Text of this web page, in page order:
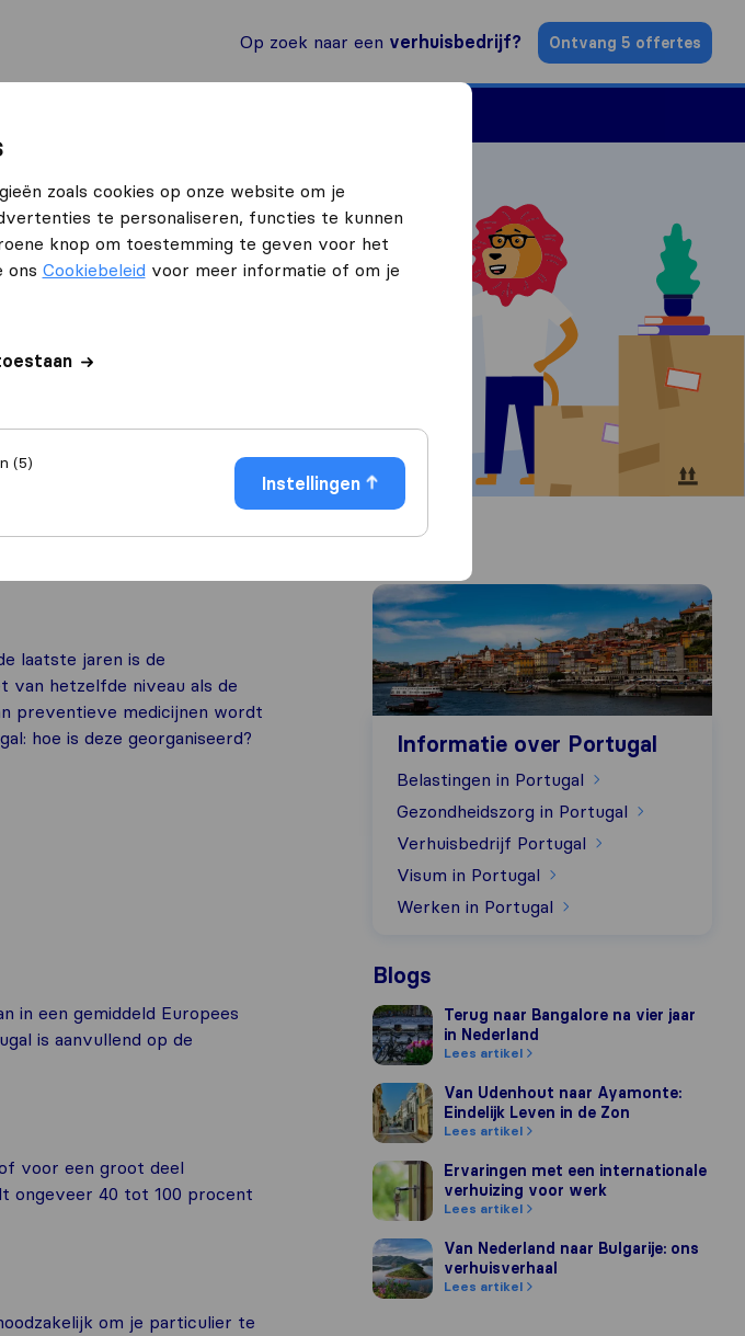
Op zoek naar een verhuisbedrijf? Ontvang 5 offertes
laatste jaren is de
van hetzelfde niveau als de
preventieve medicijnen wordt
hoe is deze georganiseerd?
in een gemiddeld Europees
is aanvullend op de
voor een groot deel
ongeveer 40 tot 100 procent
om je particulier te
Informatie over Portugal
Informatie over Portugal
Belastingen in Portugal
Gezondheidszorg in Portugal
Verhuisbedrijf Portugal
Visum in Portugal
Werken in Portugal
Blogs
Terug naar Bangalore na vier jaar in
Terug naar Bangalore na vier jaar
in Nederland
Lees artikel
Van Udenhout naar Ayamonte: Eindelijk
Van Udenhout naar Ayamonte:
Eindelijk Leven in de Zon
Lees artikel
Ervaringen met een internationale
Ervaringen met een internationale
verhuizing voor werk
Lees artikel
Van Nederland naar Bulgarije: ons
Van Nederland naar Bulgarije: ons
verhuisverhaal
Lees artikel
zoals cookies op onze website om je
te personaliseren, functies te kunnen
knop om toestemming te geven voor het
ons Cookiebeleid voor meer informatie of om je
(5)
Instellingen